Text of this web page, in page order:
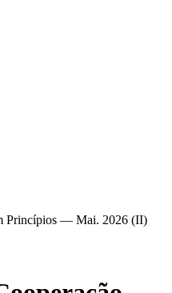
Princípios — Mai. 2026 (II)